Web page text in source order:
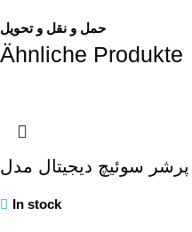
حمل و نقل و تحویل
Ähnliche Produkte
In stock